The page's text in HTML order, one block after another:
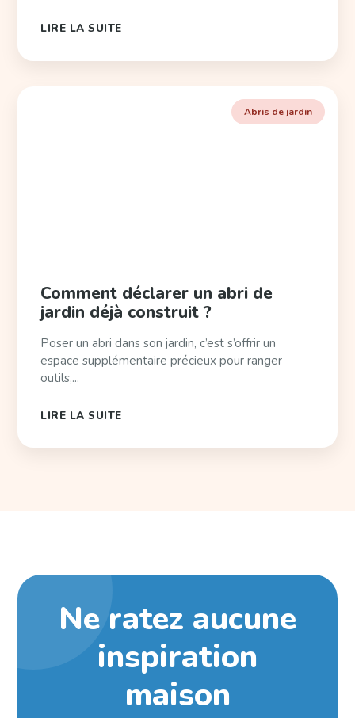
LIRE LA SUITE
Abris de jardin
Comment déclarer un abri de
jardin déjà construit ?
Poser un abri dans son jardin, c’est s’offrir un
espace supplémentaire précieux pour ranger
outils,...
LIRE LA SUITE
Ne ratez aucune
inspiration
maison